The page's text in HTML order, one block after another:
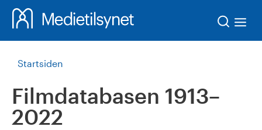
Startsiden
Filmdatabasen 1913–
2022